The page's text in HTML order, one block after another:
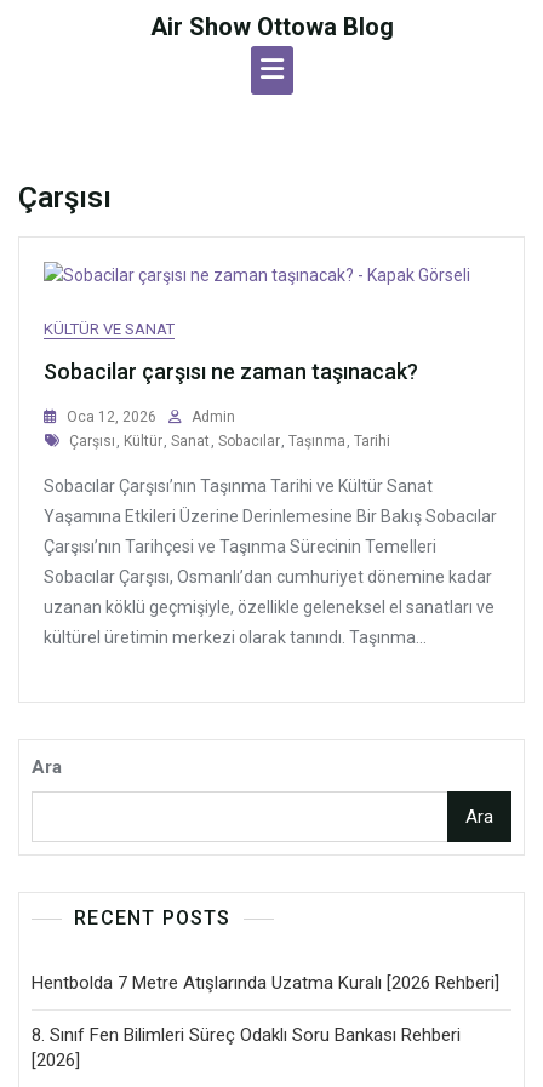
Air Show Ottowa Blog
Çarşısı
KÜLTÜR VE SANAT
Sobacilar çarşısı ne zaman taşınacak?
Oca 12, 2026
Admin
Tags
Çarşısı , Kültür, Sanat , Sobacılar, Taşınma , Tarihi
Sobacılar Çarşısı’nın Taşınma Tarihi ve Kültür Sanat
Yaşamına Etkileri Üzerine Derinlemesine Bir Bakış Sobacılar
Çarşısı’nın Tarihçesi ve Taşınma Sürecinin Temelleri
Sobacılar Çarşısı, Osmanlı’dan cumhuriyet dönemine kadar
uzanan köklü geçmişiyle, özellikle geleneksel el sanatları ve
kültürel üretimin merkezi olarak tanındı. Taşınma...
Ara
Ara
RECENT POSTS
Hentbolda 7 Metre Atışlarında Uzatma Kuralı [2026 Rehberi]
8. Sınıf Fen Bilimleri Süreç Odaklı Soru Bankası Rehberi
[2026]